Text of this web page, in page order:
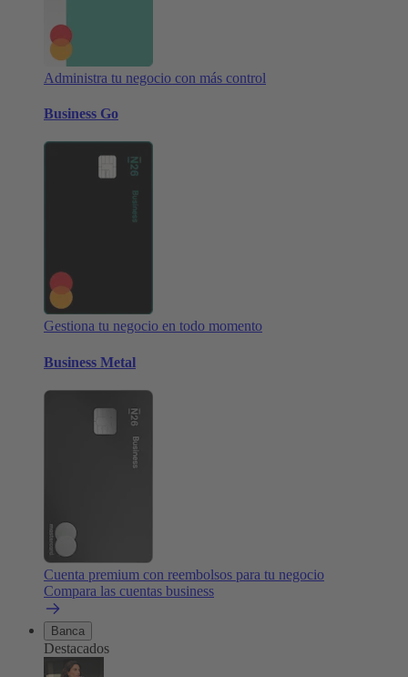
Administra tu negocio con más control
Business Go
Gestiona tu negocio en todo momento
Business Metal
Cuenta premium con reembolsos para tu negocio
Compara las cuentas business
Banca
Destacados